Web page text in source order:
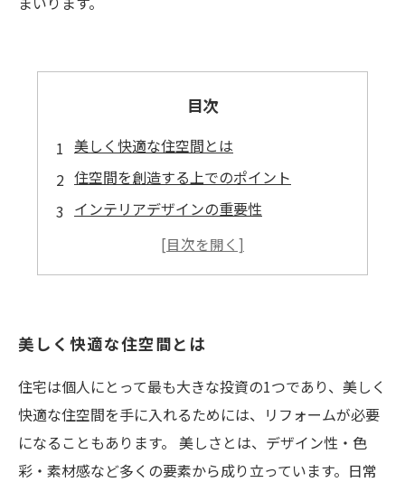
目次
美しく快適な住空間とは
住空間を創造する上でのポイント
インテリアデザインの重要性
収納アイデアで快適な住空間を実現する
暮らしのスタイルに合わせた住空間の設計
美しく快適な住空間とは
住宅は個人にとって最も大きな投資の1つであり、美しく
快適な住空間を手に入れるためには、リフォームが必要
になることもあります。 美しさとは、デザイン性・色
彩・素材感など多くの要素から成り立っています。日常